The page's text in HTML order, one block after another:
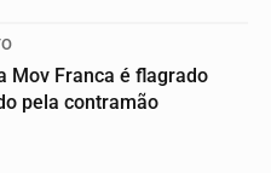
Mov Franca é flagrado
pela contramão